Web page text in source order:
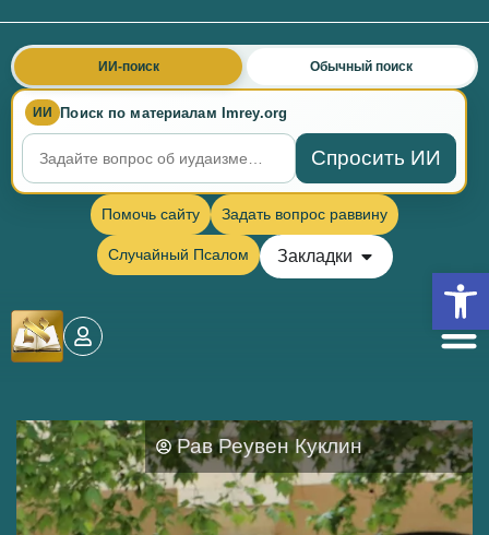
ИИ Поиск по материалам Imrey.org
Спросить ИИ
ИИ-поиск Обычный поиск
Помочь сайту Задать вопрос раввину
Случайный Псалом Закладки
Рав Реувен Куклин